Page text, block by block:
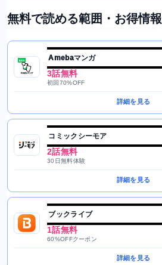
無料で読める範囲・お得情報
Amebaマンガ
3話無料
初回70%OFF
詳細を見る
コミックシーモア
2話無料
30日無料体験
詳細を見る
ブックライブ
1話無料
60%OFFクーポン
詳細を見る